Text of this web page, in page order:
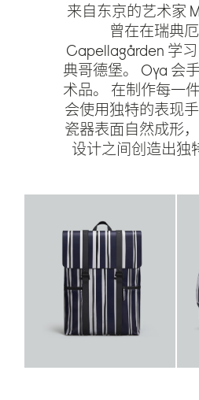
来自东京的艺术家
曾在在瑞典
Capellagården 学
典哥德堡。 Oya 会
术品。 在制作每一
会使用独特的表现
瓷器表面自然成形
设计之间创造出独